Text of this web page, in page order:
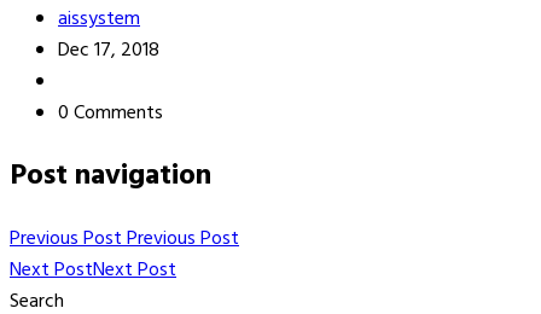
aissystem
Dec 17, 2018
0 Comments
Post navigation
Previous PostPrevious Post
Next PostNext Post
Search